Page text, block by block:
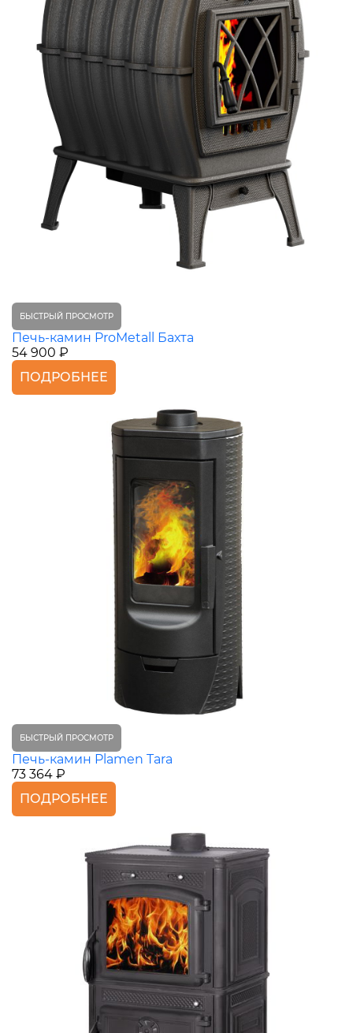
БЫСТРЫЙ ПРОСМОТР
Печь-камин ProMetall Бахта
54 900 ₽
ПОДРОБНЕЕ
БЫСТРЫЙ ПРОСМОТР
Печь-камин Plamen Tara
73 364 ₽
ПОДРОБНЕЕ